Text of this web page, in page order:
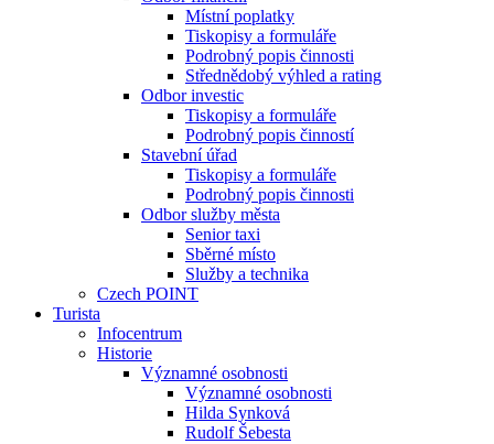
Místní poplatky
Tiskopisy a formuláře
Podrobný popis činnosti
Střednědobý výhled a rating
Odbor investic
Tiskopisy a formuláře
Podrobný popis činností
Stavební úřad
Tiskopisy a formuláře
Podrobný popis činnosti
Odbor služby města
Senior taxi
Sběrné místo
Služby a technika
Czech POINT
Turista
Infocentrum
Historie
Významné osobnosti
Významné osobnosti
Hilda Synková
Rudolf Šebesta